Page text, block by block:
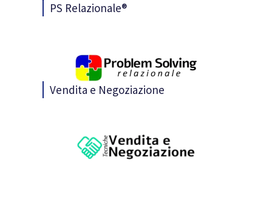
PS Relazionale®
Vendita e Negoziazione